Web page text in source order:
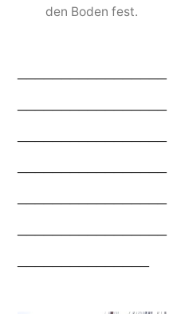
den Boden fest.